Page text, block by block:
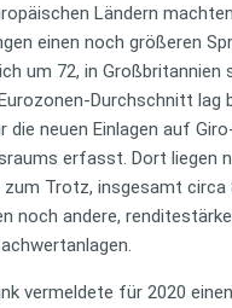
Ländern
einen noch größeren
um 72, in Großbritannien
Durchschnitt lag
die neuen Einlagen auf
erfasst. Dort liegen
zum Trotz, insgesamt circa
noch andere,
vermeldete für 2020